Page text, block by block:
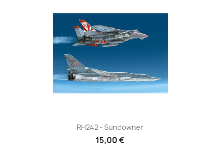
RH242 - Sundowner
15,00 €